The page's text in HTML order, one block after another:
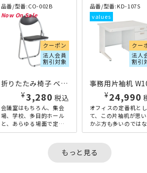
品番/型番:CO-002B
クーポン
法人会員
割引対象
折りたたみ椅子 ベーシックタイプ W445×D435×H795 ブラック
¥3,280 税込
会議室はもちろん、集会
場、学校、多目的ホール
と、あらゆる場面で定番
の折りたたみ椅子の機能
のに絞り込み、価格を徹
品番/型番:KD-107S
クー
法人
割引
¥24,990
オフィスの定番机とし
て、この片袖机が思
かぶ方も多いのでは
でしょうか。コンパ
フィスに最適な、幅
1000mmタ...
もっと見る